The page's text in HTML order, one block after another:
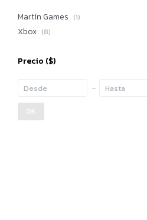
Martín Games (1)
Xbox (8)
Precio ($)
OK